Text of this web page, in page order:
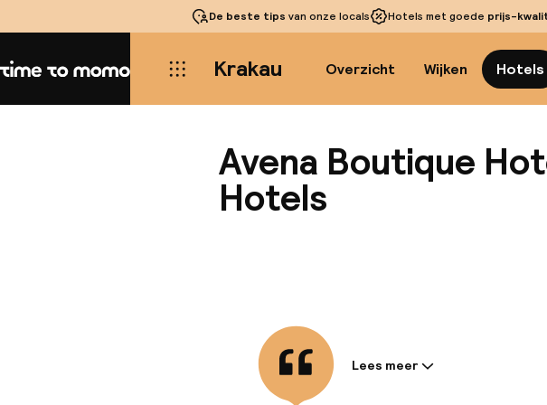
De beste tips van onze locals Hotels met goede prijs-
Home Krakau Overzicht Wijken Hotels
Avena Boutique
Hotels
Informatie gedeeld
Lees meer